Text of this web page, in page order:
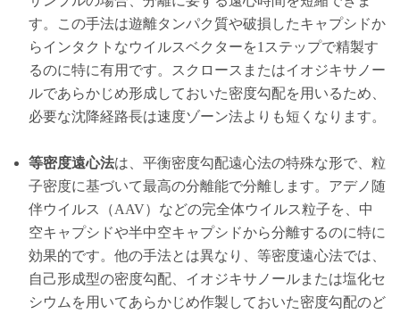
す。この手法は遊離タンパク質や破損したキャプシドか
らインタクトなウイルスベクターを1ステップで精製す
るのに特に有用です。スクロースまたはイオジキサノー
ルであらかじめ形成しておいた密度勾配を用いるため、
必要な沈降経路長は速度ゾーン法よりも短くなります。
等密度遠心法は、平衡密度勾配遠心法の特殊な形で、粒
子密度に基づいて最高の分離能で分離します。アデノ随
伴ウイルス（AAV）などの完全体ウイルス粒子を、中
空キャプシドや半中空キャプシドから分離するのに特に
効果的です。他の手法とは異なり、等密度遠心法では、
自己形成型の密度勾配、イオジキサノールまたは塩化セ
シウムを用いてあらかじめ作製しておいた密度勾配のど